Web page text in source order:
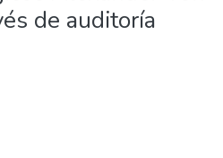
de auditoría